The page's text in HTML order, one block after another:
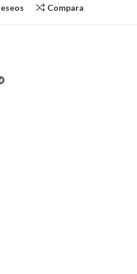
Compara